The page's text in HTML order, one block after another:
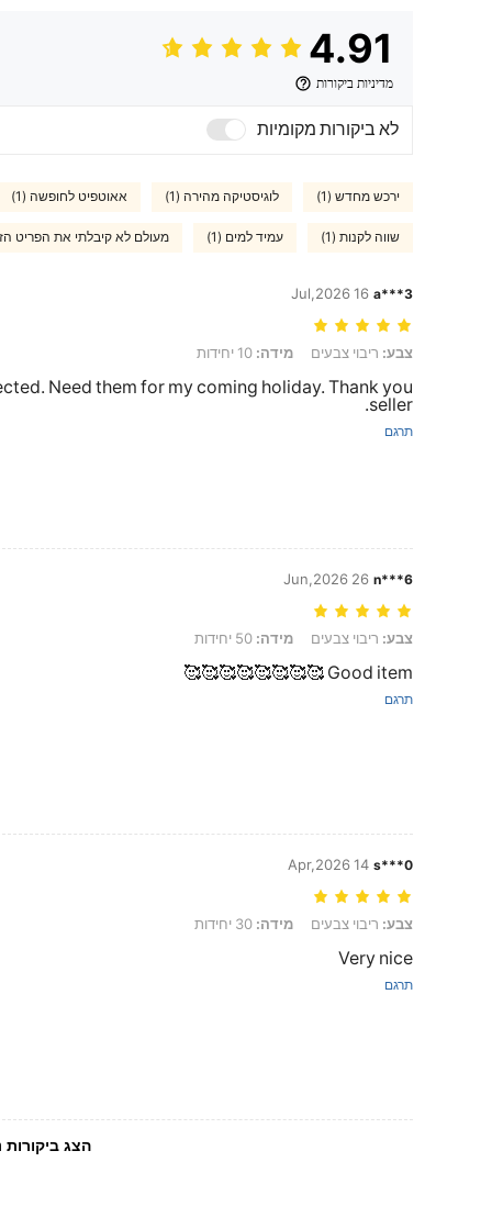
4.91
מדיניות ביקורות
לא ביקורות מקומיות
ירכש מחדש (1) לוגיסטיקה מהירה (1) אאוטפיט לחופשה (1)
שווה לקנות (1) עמיד למים (1) מעולם לא קיבלתי את הפריט
a***3
16 Jul,2026
צבע: ריבוי צבעים, מידה: 10 יחידות
צבע: ריבוי צבעים מידה:
Need them for my coming holiday. Thank you
seller.
תרגם
n***6
26 Jun,2026
צבע: ריבוי צבעים, מידה: 50 יחידות
צבע: ריבוי צבעים מידה:
Good item 🥰🥰🥰🥰🥰🥰🥰🥰
תרגם
s***0
14 Apr,2026
צבע: ריבוי צבעים, מידה: 30 יחידות
צבע: ריבוי צבעים מידה:
Very nice
תרגם
הצג ביקורות